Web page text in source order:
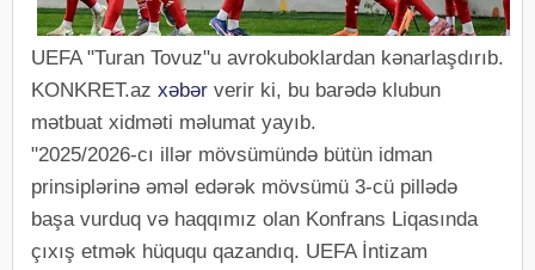
UEFA "Turan Tovuz"u avrokuboklardan kənarlaşdırıb.
KONKRET.az xəbər verir ki, bu barədə klubun
mətbuat xidməti məlumat yayıb.
"2025/2026-cı illər mövsümündə bütün idman
prinsiplərinə əməl edərək mövsümü 3-cü pillədə
başa vurduq və haqqımız olan Konfrans Liqasında
çıxış etmək hüququ qazandıq. UEFA İntizam